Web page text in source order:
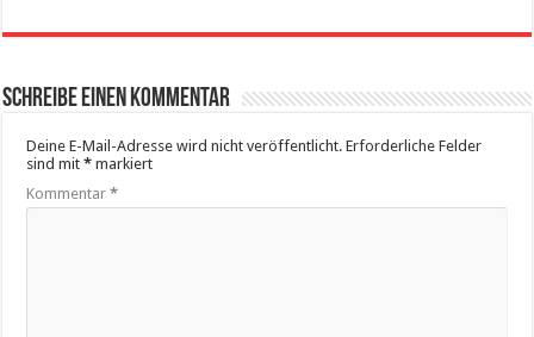
Schreibe einen Kommentar
Deine E-Mail-Adresse wird nicht veröffentlicht. Erforderliche Felder
sind mit* markiert
Kommentar*